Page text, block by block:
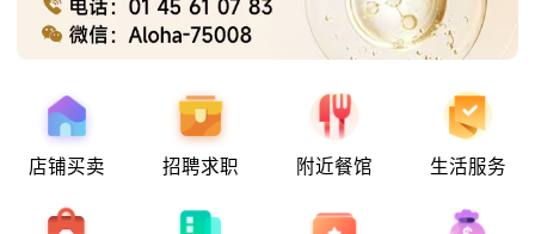
店铺买卖 招聘求职 附近餐馆 生活服务
8月6日要闻：法国医学实习名额大增！
炉！